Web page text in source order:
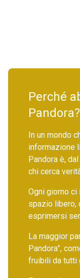
Perché
In un mondo
informazione
Pandora è,
chi cerca
Ogni giorno ci
spazio libero,
esprimersi
La maggior
Pandora”,
fruibili da tutti